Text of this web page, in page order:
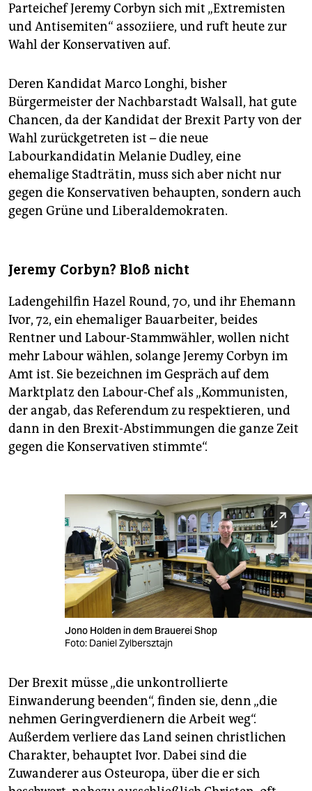
Parteichef Jeremy Corbyn sich mit „Extremisten
und Antisemiten“ assoziiere, und ruft heute zur
Wahl der Konservativen auf.
Deren Kandidat Marco Longhi, bisher
Bürgermeister der Nachbarstadt Walsall, hat gute
Chancen, da der Kandidat der Brexit Party von der
Wahl zurückgetreten ist – die neue
Labourkandidatin Melanie Dudley, eine
ehemalige Stadträtin, muss sich aber nicht nur
gegen die Konservativen behaupten, sondern auch
gegen Grüne und Liberaldemokraten.
Jeremy Corbyn? Bloß nicht
Ladengehilfin Hazel Round, 70, und ihr Ehemann
Ivor, 72, ein ehemaliger Bauarbeiter, beides
Rentner und Labour-Stammwähler, wollen nicht
mehr Labour wählen, solange Jeremy Corbyn im
Amt ist. Sie bezeichnen im Gespräch auf dem
Marktplatz den Labour-Chef als „Kommunisten,
der angab, das Referendum zu respektieren, und
dann in den Brexit-Abstimmungen die ganze Zeit
gegen die Konservativen stimmte“.
Jono Holden in dem Brauerei Shop
Foto: Daniel Zylbersztajn
Der Brexit müsse „die unkontrollierte
Einwanderung beenden“, finden sie, denn „die
nehmen Geringverdienern die Arbeit weg“.
Außerdem verliere das Land seinen christlichen
Charakter, behauptet Ivor. Dabei sind die
Zuwanderer aus Osteuropa, über die er sich